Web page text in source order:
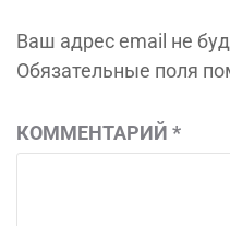
Ваш адрес email не
Обязательные поля
КОММЕНТАРИЙ *